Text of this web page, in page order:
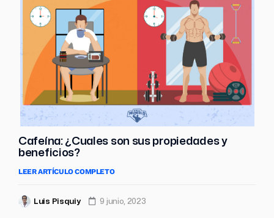
Cafeína: ¿Cuales son sus propiedades y
beneficios?
LEER ARTÍCULO COMPLETO
Luis Pisquiy 9 junio, 2023